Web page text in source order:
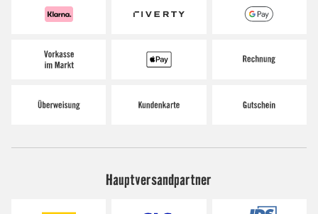
Hauptversandpartner